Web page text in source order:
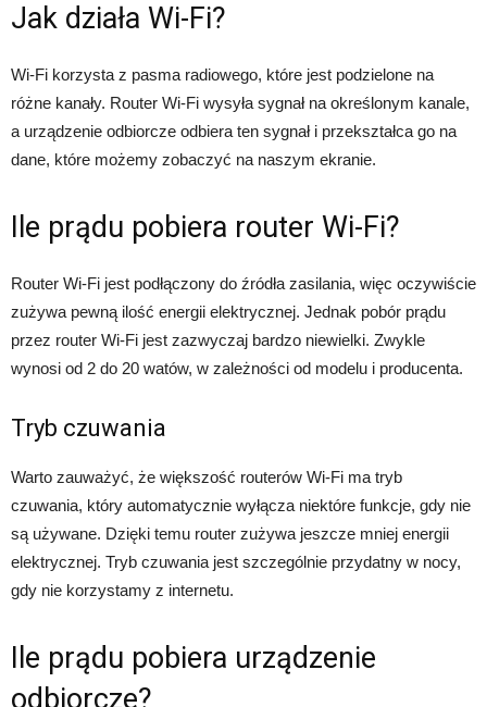
Jak działa Wi-Fi?
Wi-Fi korzysta z pasma radiowego, które jest podzielone na
różne kanały. Router Wi-Fi wysyła sygnał na określonym kanale,
a urządzenie odbiorcze odbiera ten sygnał i przekształca go na
dane, które możemy zobaczyć na naszym ekranie.
Ile prądu pobiera router Wi-Fi?
Router Wi-Fi jest podłączony do źródła zasilania, więc oczywiście
zużywa pewną ilość energii elektrycznej. Jednak pobór prądu
przez router Wi-Fi jest zazwyczaj bardzo niewielki. Zwykle
wynosi od 2 do 20 watów, w zależności od modelu i producenta.
Tryb czuwania
Warto zauważyć, że większość routerów Wi-Fi ma tryb
czuwania, który automatycznie wyłącza niektóre funkcje, gdy nie
są używane. Dzięki temu router zużywa jeszcze mniej energii
elektrycznej. Tryb czuwania jest szczególnie przydatny w nocy,
gdy nie korzystamy z internetu.
Ile prądu pobiera urządzenie
odbiorcze?